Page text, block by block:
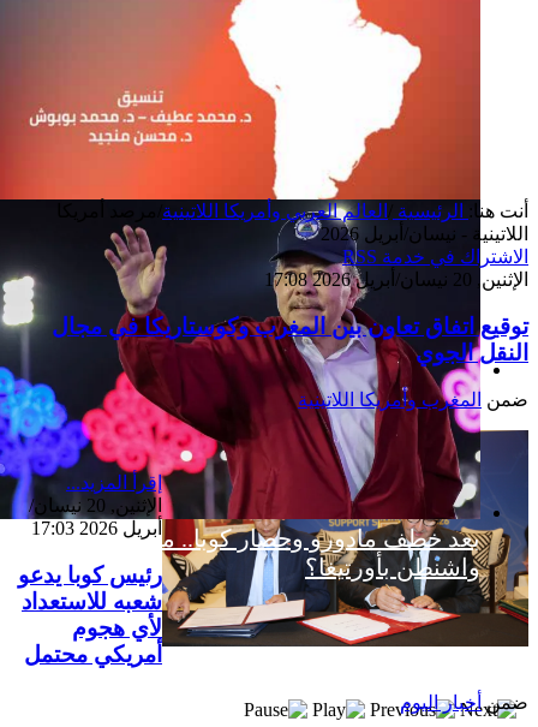
إصدار جديد
بعد خطف مادورو وحصار كوبا.. ماذا ستفعل
واشنطن بأورتيغا؟
أنت هنا: الرئيسية العالم العربي وأمريكا اللاتينية
اللاتينية - نيسان/أبريل 2026
الاشتراك في خدمة RSS
الإثنين, 20 نيسان/أبريل 2026 17:08
توقيع اتفاق تعاون بين المغرب وكوستاريكا في مجال
النقل الجوي
ضمن المغرب وأمريكا اللاتينية
إقرأ المزيد...
الإثنين, 20 نيسان/
أبريل 2026 17:03
رئيس كوبا يدعو
شعبه للاستعداد
لأي هجوم
أمريكي محتمل
ضمن أخبار اليوم